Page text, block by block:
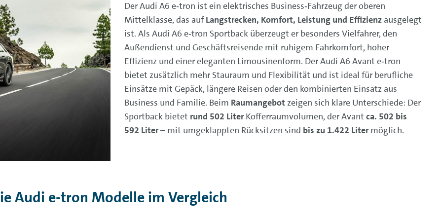
Der Audi A6 e‑tron ist ein elektrisches Business‑Fahrzeug der oberen
Mittelklasse, das aufLangstrecken, Komfort, Leistung und Effizienzausgelegt
ist. Als Audi A6 e‑tron Sportback überzeugt er besonders Vielfahrer, den
Außendienst und Geschäftsreisende mit ruhigem Fahrkomfort, hoher
Effizienz und einer eleganten Limousinenform. Der Audi A6 Avant e‑tron
bietet zusätzlich mehr Stauraum und Flexibilität und ist ideal für berufliche
Einsätze mit Gepäck, längere Reisen oder den kombinierten Einsatz aus
Business und Familie. Beim Raumangebot zeigen sich klare Unterschiede: Der
Sportback bietet rund 502 Liter Kofferraumvolumen, der Avant ca. 502 bis
592 Liter– mit umgeklappten Rücksitzen sind bis zu 1.422 Liter möglich.
Audi e-tron Modelle im Vergleich